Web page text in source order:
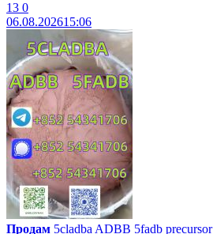
13 0
06.08.202615:06
Продам 5cladba ADBB 5fadb precursor